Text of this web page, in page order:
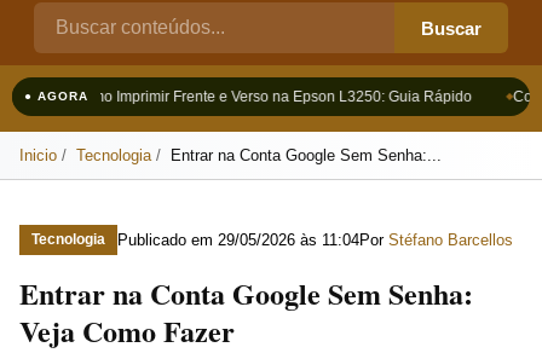
Buscar
● AGORAComo Imprimir Frente e Verso na Epson L3250: Guia Rápido
Inicio Tecnologia Entrar na Conta Google Sem Senha:...
Tecnologia Publicado em 29/05/2026 às 11:04Por Stéfano Barcellos
Entrar na Conta Google Sem Senha:
Veja Como Fazer